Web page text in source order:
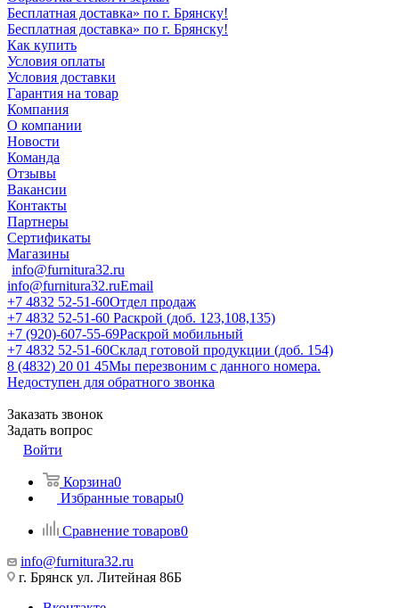
Бесплатная доставка» по г. Брянску!
Бесплатная доставка» по г. Брянску!
Как купить
Условия оплаты
Условия доставки
Гарантия на товар
Компания
О компании
Новости
Команда
Отзывы
Вакансии
Контакты
Партнеры
Сертификаты
Магазины
info@furnitura32.ru
info@furnitura32.ruEmail
+7 4832 52-51-60Отдел продаж
+7 4832 52-51-60 Раскрой (доб. 123,108,135)
+7 (920)-607-55-69Раскрой мобильный
+7 4832 52-51-60Склад готовой продукции (доб. 154)
8 (4832) 20 01 45Мы перезвоним с данного номера.
Недоступен для обратного звонка
Заказать звонок
Задать вопрос
Войти
Корзина0
Избранные товары0
Сравнение товаров0
info@furnitura32.ru
г. Брянск ул. Литейная 86Б